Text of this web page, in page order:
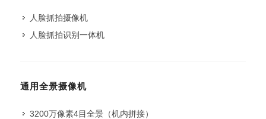
人脸抓拍摄像机
人脸抓拍识别一体机
通用全景摄像机
3200万像素4目全景（机内拼接）